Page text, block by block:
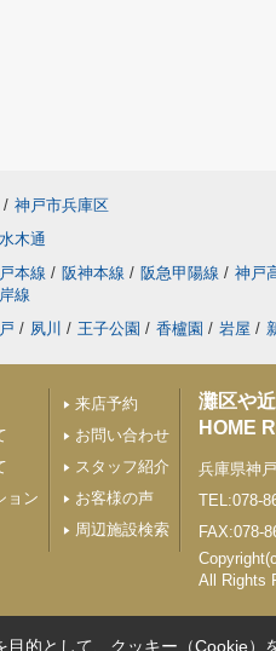
/ 神戸市兵庫区
水木通
本線 / 阪神本線 / 阪急甲陽線 / 神戸
線
/ 夙川 / 王子公園 / 香櫨園 / 岩屋 /
ョン
来店予約
お問い合わせ
スタッフ紹介
お客様の声
周辺施設検索
灘区や
HOME
兵庫県神
TEL:078-
FAX:078-
All Rights
的として、クッキー（Cookie）